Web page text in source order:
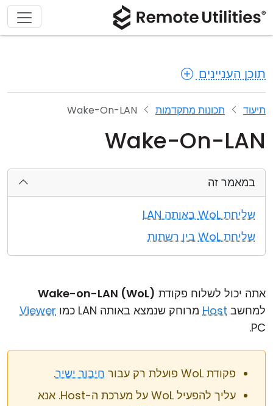
תוכן העניינים
תיעוד תכונות מתקדמות Wake-On-LAN
Wake-On-LAN
במאמר זה
שליחת WoL באותה LAN
שליחת WoL בין רשתות
אתה יכול לשלוח פקודת Wake-on-LAN (WoL)
למחשב Host מרוחק שנמצא באותה LAN כמו
Viewer
PC.
פקודת WoL פועלת רק עבור חיבור ישיר.
עליך להפעיל WoL על מערכת ה-Host. אנא